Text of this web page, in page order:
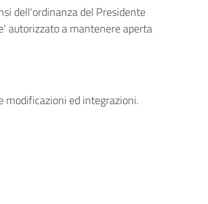
dell'ordinanza del Presidente
autorizzato a mantenere aperta
modificazioni ed integrazioni.